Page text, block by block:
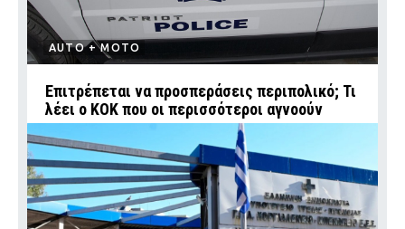
AUTO + MOTO
Επιτρέπεται να προσπεράσεις περιπολικό; Τι
λέει ο ΚΟΚ που οι περισσότεροι αγνοούν